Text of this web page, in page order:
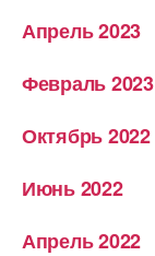
Апрель 2023
Февраль 2023
Октябрь 2022
Июнь 2022
Апрель 2022